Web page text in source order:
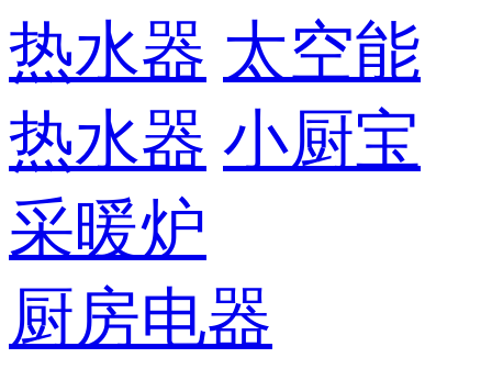
热水器 太空能
热水器 小厨宝
采暖炉
厨房电器